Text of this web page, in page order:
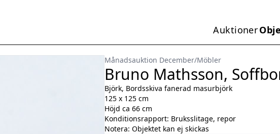
Huvudmeny
Auktioner
Månadsauktion December/Möbler
Bruno Mathsson,
Björk, Bordsskiva fanerad masurbjörk
125 x 125 cm
Höjd ca 66 cm
Konditionsrapport: Bruksslitage, repor
Notera: Objektet kan ej skickas